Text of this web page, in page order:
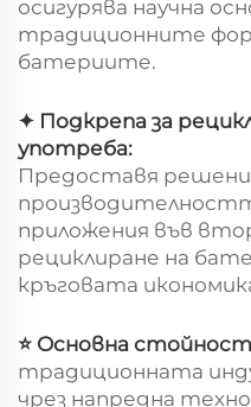
осигурява научна
традиционните
батериите.
✦ Подкрепа за
употреба:
Предоставя
приложения във
рециклиране на
кръговата
⭐ Основна
традиционната
чрез напредна